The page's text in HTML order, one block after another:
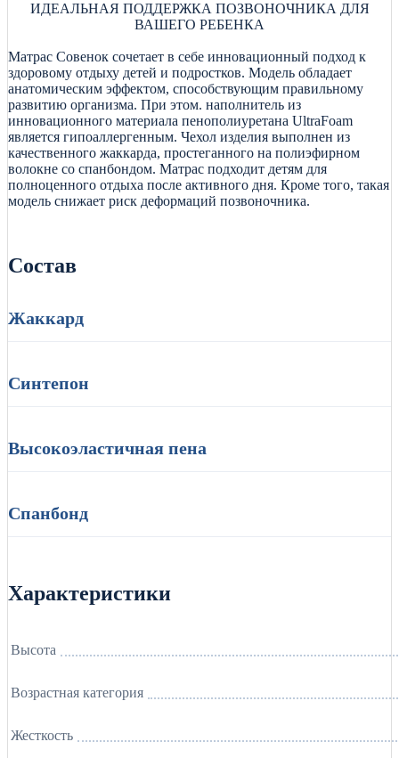
ИДЕАЛЬНАЯ ПОДДЕРЖКА ПОЗВОНОЧНИКА ДЛЯ
ВАШЕГО РЕБЕНКА
Матрас Совенок сочетает в себе инновационный подход к
здоровому отдыху детей и подростков. Модель обладает
анатомическим эффектом, способствующим правильному
развитию организма. При этом. наполнитель из
инновационного материала пенополиуретана UltraFoam
является гипоаллергенным. Чехол изделия выполнен из
качественного жаккарда, простеганного на полиэфирном
волокне со спанбондом. Матрас подходит детям для
полноценного отдыха после активного дня. Кроме того, такая
модель снижает риск деформаций позвоночника.
Состав
Жаккард
Синтепон
Высокоэластичная пена
Спанбонд
Характеристики
Высота
Возрастная категория
Жесткость